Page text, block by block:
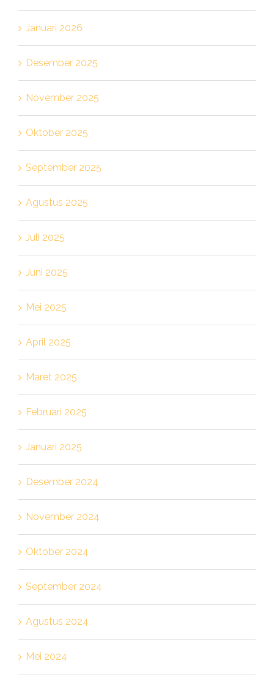
Januari 2026
Desember 2025
November 2025
Oktober 2025
September 2025
Agustus 2025
Juli 2025
Juni 2025
Mei 2025
April 2025
Maret 2025
Februari 2025
Januari 2025
Desember 2024
November 2024
Oktober 2024
September 2024
Agustus 2024
Mei 2024